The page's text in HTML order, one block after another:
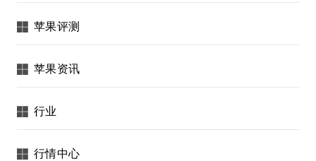
苹果评测
苹果资讯
行业
行情中心